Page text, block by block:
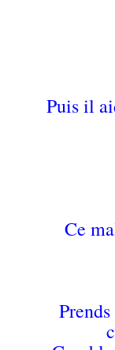
Une
Puis il
Ôte
Ce
Qui